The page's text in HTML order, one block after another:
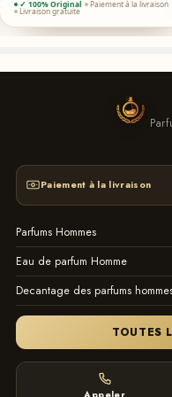
✓ 100% Original Paiement à la livraison
Livraison gratuite
Paiement à la livraison
Parfums Hommes
Eau de parfum Homme
Decantage des parfums
TOUTES